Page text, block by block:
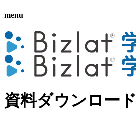
menu
資料ダウンロード